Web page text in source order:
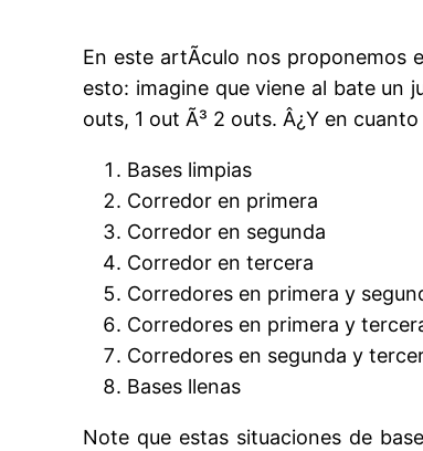
En este artÃ­culo nos proponemos
esto: imagine que viene al bate un
outs, 1 out Ã³ 2 outs. Â¿Y en
Bases limpias
Corredor en primera
Corredor en segunda
Corredor en tercera
Corredores en primera y
Corredores en primera y
Corredores en segunda y
Bases llenas
Note que estas situaciones de